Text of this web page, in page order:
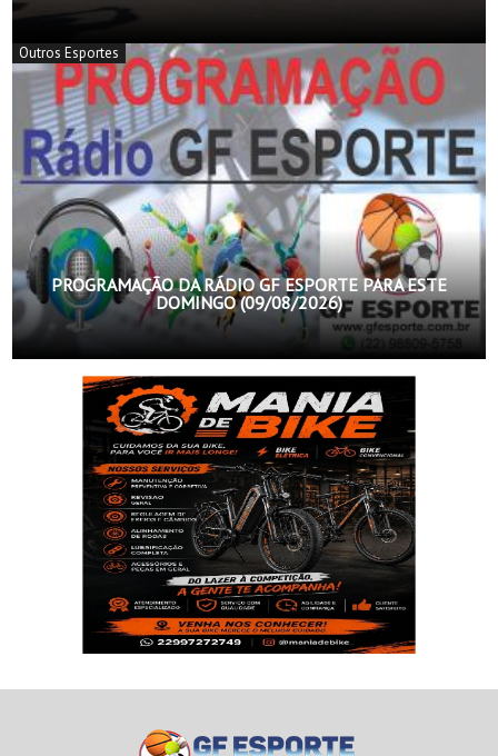
Outros Esportes
PROGRAMAÇÃO DA RÁDIO GF ESPORTE PARA ESTE
DOMINGO (09/08/2026)